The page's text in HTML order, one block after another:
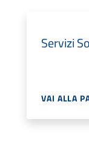
Servizi
VAI ALLA